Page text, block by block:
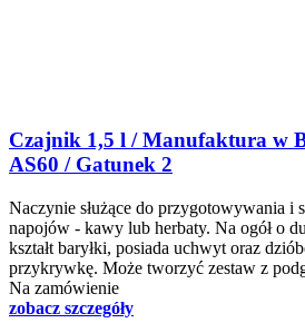
Czajnik 1,5 l / Manufaktura w
AS60 / Gatunek 2
Naczynie służące do przygotowywania i
napojów - kawy lub herbaty. Na ogół o
kształt baryłki, posiada uchwyt oraz
przykrywkę. Może tworzyć zestaw z
Na zamówienie
zobacz szczegóły